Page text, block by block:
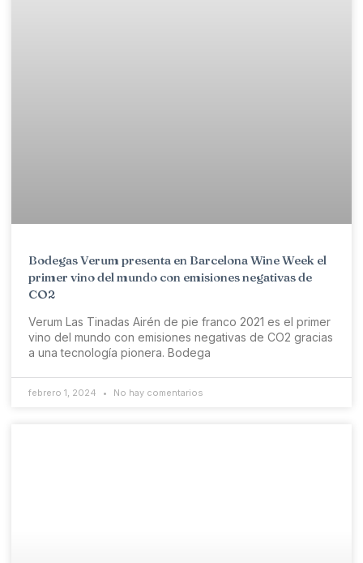
Bodegas Verum presenta en Barcelona Wine Week el
primer vino del mundo con emisiones negativas de
CO2
Verum Las Tinadas Airén de pie franco 2021 es el primer
vino del mundo con emisiones negativas de CO2 gracias
a una tecnología pionera. Bodega
febrero 1, 2024 No hay comentarios